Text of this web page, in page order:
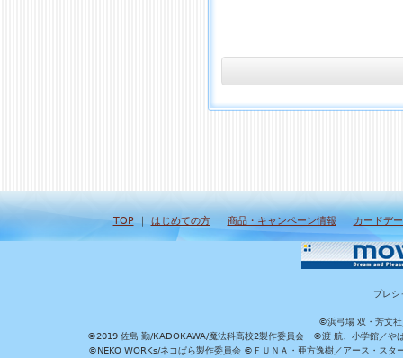
TOP｜ はじめての方｜ 商品・キャンペーン情報 ｜ カードデ
プレシ
©浜弓場 双・芳文社
©2019 佐島 勤/KADOKAWA/魔法科高校2製作委員会 ©渡 航、小学館／や
©NEKO WORKs/ネコぱら製作委員会 ©ＦＵＮＡ・亜方逸樹／アース・ス